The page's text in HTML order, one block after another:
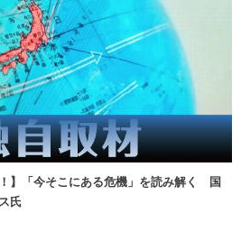
】「今そこにある危機」を読み解く 国
氏